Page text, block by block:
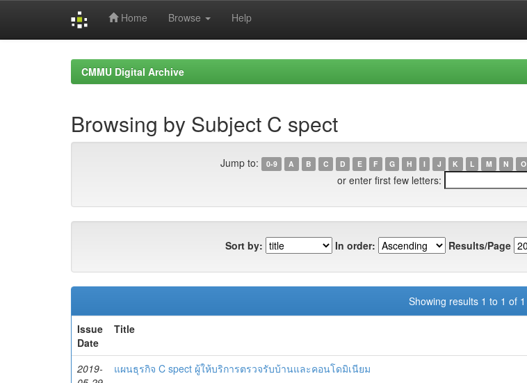
Home Browse Help
CMMU Digital Archive
Browsing by Subject C spect
Jump to: 0-9 A B C D E F G H I J K L M N O
or enter first few letters:
Sort by: In order: Results/Page
Showing results 1 to 1 of 1
Issue
Date
Title
2019-
แผนธุรกิจ C spect ผู้ให้บริการตรวจรับบ้านและคอนโดมิเนียม